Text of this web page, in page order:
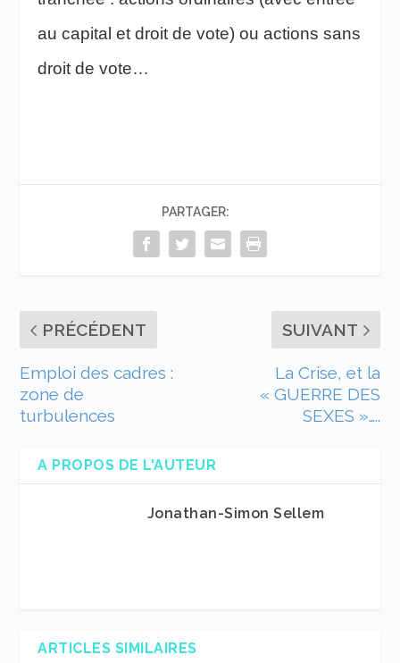
au capital et droit de vote) ou actions sans
droit de vote…
PARTAGER:
PRÉCÉDENT
Emploi des cadres :
zone de
turbulences
SUIVANT
La Crise, et la
« GUERRE DES
SEXES »…..
A PROPOS DE L'AUTEUR
Jonathan-Simon Sellem
ARTICLES SIMILAIRES